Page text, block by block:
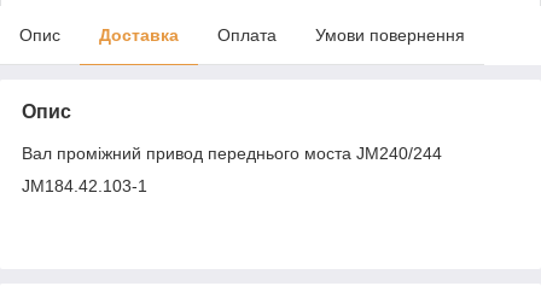
Опис Доставка Оплата Умови повернення
Опис
Вал проміжний привод переднього моста JM240/244
JM184.42.103-1